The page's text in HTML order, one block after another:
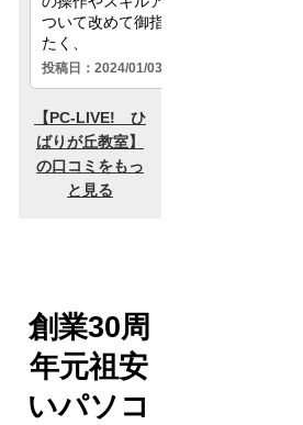
創業30周
年元祖安
いパソコ